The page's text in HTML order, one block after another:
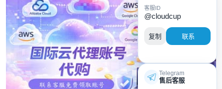
客服ID
@cloudcup
复制 联系
Telegram
售后客服